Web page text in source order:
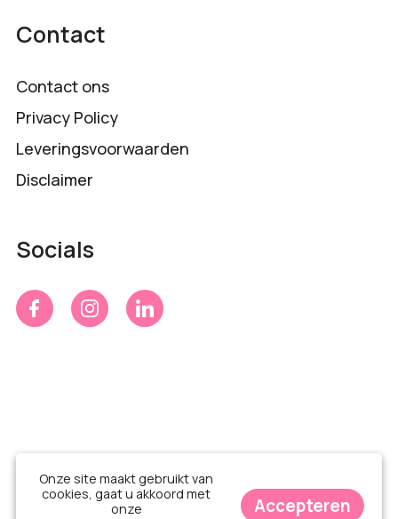
Contact
Contact ons
Privacy Policy
Leveringsvoorwaarden
Disclaimer
Socials
Onze site maakt gebruikt van
cookies, gaat u akkoord met
onze
Accepteren